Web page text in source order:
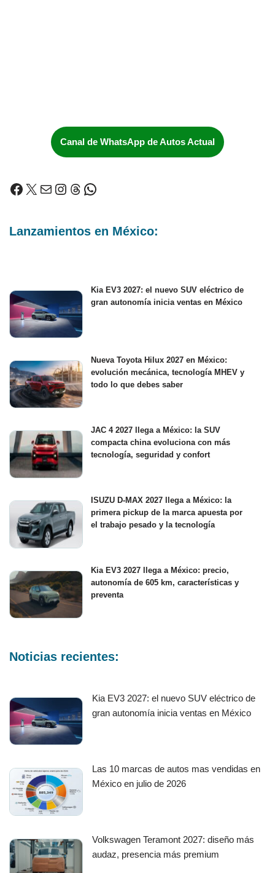
Canal de WhatsApp de Autos Actual
Lanzamientos en México:
Kia EV3 2027: el nuevo SUV eléctrico de
gran autonomía inicia ventas en México
Nueva Toyota Hilux 2027 en México:
evolución mecánica, tecnología MHEV y
todo lo que debes saber
JAC 4 2027 llega a México: la SUV
compacta china evoluciona con más
tecnología, seguridad y confort
ISUZU D-MAX 2027 llega a México: la
primera pickup de la marca apuesta por
el trabajo pesado y la tecnología
Kia EV3 2027 llega a México: precio,
autonomía de 605 km, características y
preventa
Noticias recientes:
Kia EV3 2027: el nuevo SUV eléctrico de
gran autonomía inicia ventas en México
Las 10 marcas de autos mas vendidas en
México en julio de 2026
Volkswagen Teramont 2027: diseño más
audaz, presencia más premium